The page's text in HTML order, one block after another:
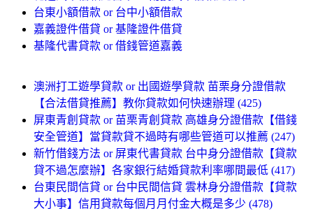
台東小額借款 or 台中小額借款
嘉義證件借貸 or 基隆證件借貸
基隆代書貸款 or 借錢管道嘉義
澳洲打工遊學貸款 or 出國遊學貸款 苗栗身分證借款
【合法借貸推薦】教你貸款如何快速辦理 (425)
屏東青創貸款 or 苗栗青創貸款 高雄身分證借款【借錢
安全管道】當貸款貸不過時有哪些管道可以推薦 (247)
新竹借錢方法 or 屏東代書貸款 台中身分證借款【貸款
貸不過怎麼辦】各家銀行結婚貸款利率哪間最低 (417)
台東民間信貸 or 台中民間信貸 雲林身分證借款【貸款
大小事】信用貸款每個月月付金大概是多少 (478)